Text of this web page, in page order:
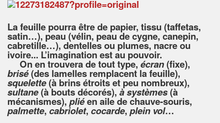
La feuille pourra être de papier, tissu (taffetas,
satin…), peau (vélin, peau de cygne, canepin,
cabretille…), dentelles ou plumes, nacre ou
ivoire... L’imagination est au pouvoir.
On en trouvera de tout type, écran(fixe),
brisé(des lamelles remplacent la feuille),
squelette(à brins étroits et peu nombreux),
sultane(à bouts décorés), à systèmes(à
mécanismes), pliéen aile de chauve-souris,
palmette, cabriolet, cocarde, plein vol…